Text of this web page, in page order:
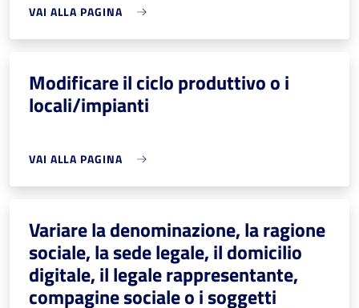
VAI ALLA PAGINA
Modificare il ciclo produttivo o i
locali/impianti
VAI ALLA PAGINA
Variare la denominazione, la ragione
sociale, la sede legale, il domicilio
digitale, il legale rappresentante,
compagine sociale o i soggetti